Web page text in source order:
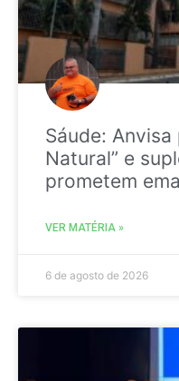
Sáude: Anvisa
Natural” e
prometem
VER MATÉRIA »
6 de agosto de 2026